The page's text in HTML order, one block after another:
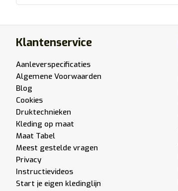
Klantenservice
Aanleverspecificaties
Algemene Voorwaarden
Blog
Cookies
Druktechnieken
Kleding op maat
Maat Tabel
Meest gestelde vragen
Privacy
Instructievideos
Start je eigen kledinglijn